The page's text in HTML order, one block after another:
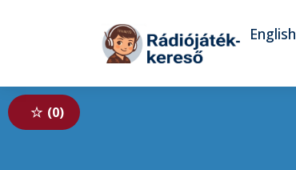
Tovább a tartalomhoz
English
0